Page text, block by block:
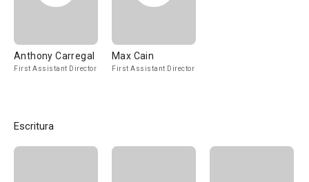
Anthony Carregal
First Assistant Director
Max Cain
First Assistant Director
Escritura